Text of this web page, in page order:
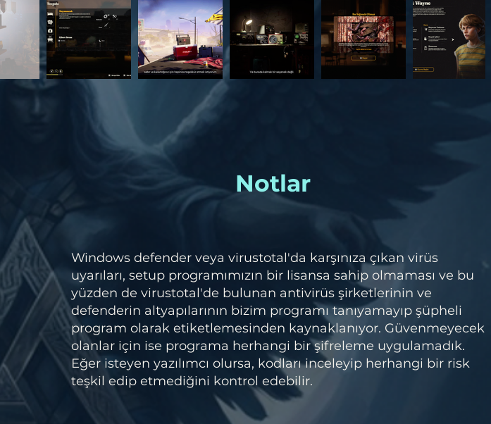
Notlar
Windows defender veya virustotal'da karşınıza çıkan virüs
uyarıları, setup programımızın bir lisansa sahip olmaması ve bu
yüzden de virustotal'de bulunan antivirüs şirketlerinin ve
defenderin altyapılarının bizim programı tanıyamayıp şüpheli
program olarak etiketlemesinden kaynaklanıyor. Güvenmeyecek
olanlar için ise programa herhangi bir şifreleme uygulamadık.
Eğer isteyen yazılımcı olursa, kodları inceleyip herhangi bir risk
teşkil edip etmediğini kontrol edebilir.